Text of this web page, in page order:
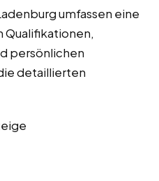
umfassen eine
Qualifikationen,
persönlichen
detaillierten